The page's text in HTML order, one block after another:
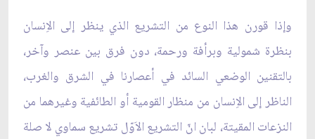
وإذا قورن هذا النوع من التشريع الذي ينظر إلى الاِنسان
بنظرة شمولية وبرأفة ورحمة، دون فرق بين عنصر وآخر،
بالتقنين الوضعي السائد في أعصارنا في الشرق والغرب،
الناظر إلى الاِنسان من منظار القومية أو الطائفية وغيرهما من
النزعات المقيتة، لبان انّ التشريع الاَوّل تشريع سماوي لا صلة